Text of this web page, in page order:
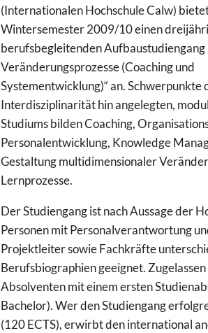
(Internationalen Hochschule Calw)
Wintersemester 2009/10 einen
berufsbegleitenden Aufbaustudiengang
Veränderungsprozesse (Coaching und
Systementwicklung)“ an. Schwerpunkte
Interdisziplinarität hin angelegten,
Studiums bilden Coaching,
Personalentwicklung, Knowledge
Gestaltung multidimensionaler
Lernprozesse.
Der Studiengang ist nach Aussage der
Personen mit Personalverantwortung
Projektleiter sowie Fachkräfte
Berufsbiographien geeignet.
Absolventen mit einem ersten
Bachelor). Wer den Studiengang
(120 ECTS), erwirbt den international